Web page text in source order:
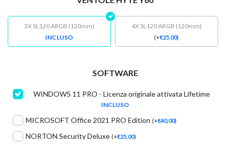
3X SL120 ARGB (120mm)
INCLUSO
4X SL120 ARGB (120mm)
(+€25,00)
SOFTWARE
WINDOWS 11 PRO - Licenza originale attivata Lifetime
INCLUSO
MICROSOFT Office 2021 PRO Edition (+€40,00)
NORTON Security Deluxe (+€25,00)